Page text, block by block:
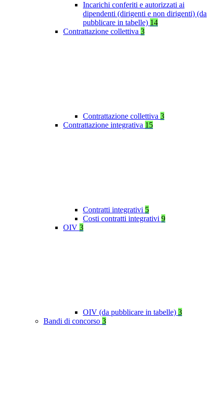
Incarichi conferiti e autorizzati ai
dipendenti (dirigenti e non dirigenti) (da
pubblicare in tabelle) 14
Contrattazione collettiva 3
Contrattazione collettiva 3
Contrattazione integrativa 15
Contratti integrativi 5
Costi contratti integrativi 9
OIV 3
OIV (da pubblicare in tabelle) 3
Bandi di concorso 3